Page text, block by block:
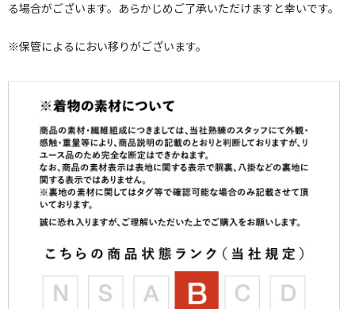
る場合がございます。あらかじめご了承いただけますと幸いです。
※保管によるにおい移りがございます。